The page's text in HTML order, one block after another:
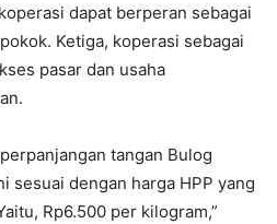
dapat berperan sebagai
Ketiga, koperasi sebagai
pasar dan usaha
tangan Bulog
sesuai dengan harga HPP yang
Rp6.500 per kilogram,”